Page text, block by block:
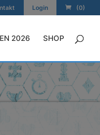
Login (0)
2026 SHOP